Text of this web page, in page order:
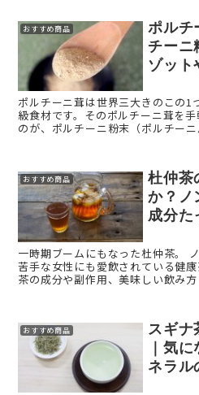
おすすめ商品
ポルチ
チーニ
ゾット
ポルチーニ茸は世界三大きのこの1
級食材です。そのポルチーニ茸を
のが、ポルチーニ粉末（ポルチー
おすすめ商品
杜仲茶
か？ノ
成分た
一時期ブームにもなった杜仲茶。
苦手な女性にも愛飲されている健
茶の成分や副作用、美味しい飲み
おすすめ商品
スギナ
｜気
ネラル